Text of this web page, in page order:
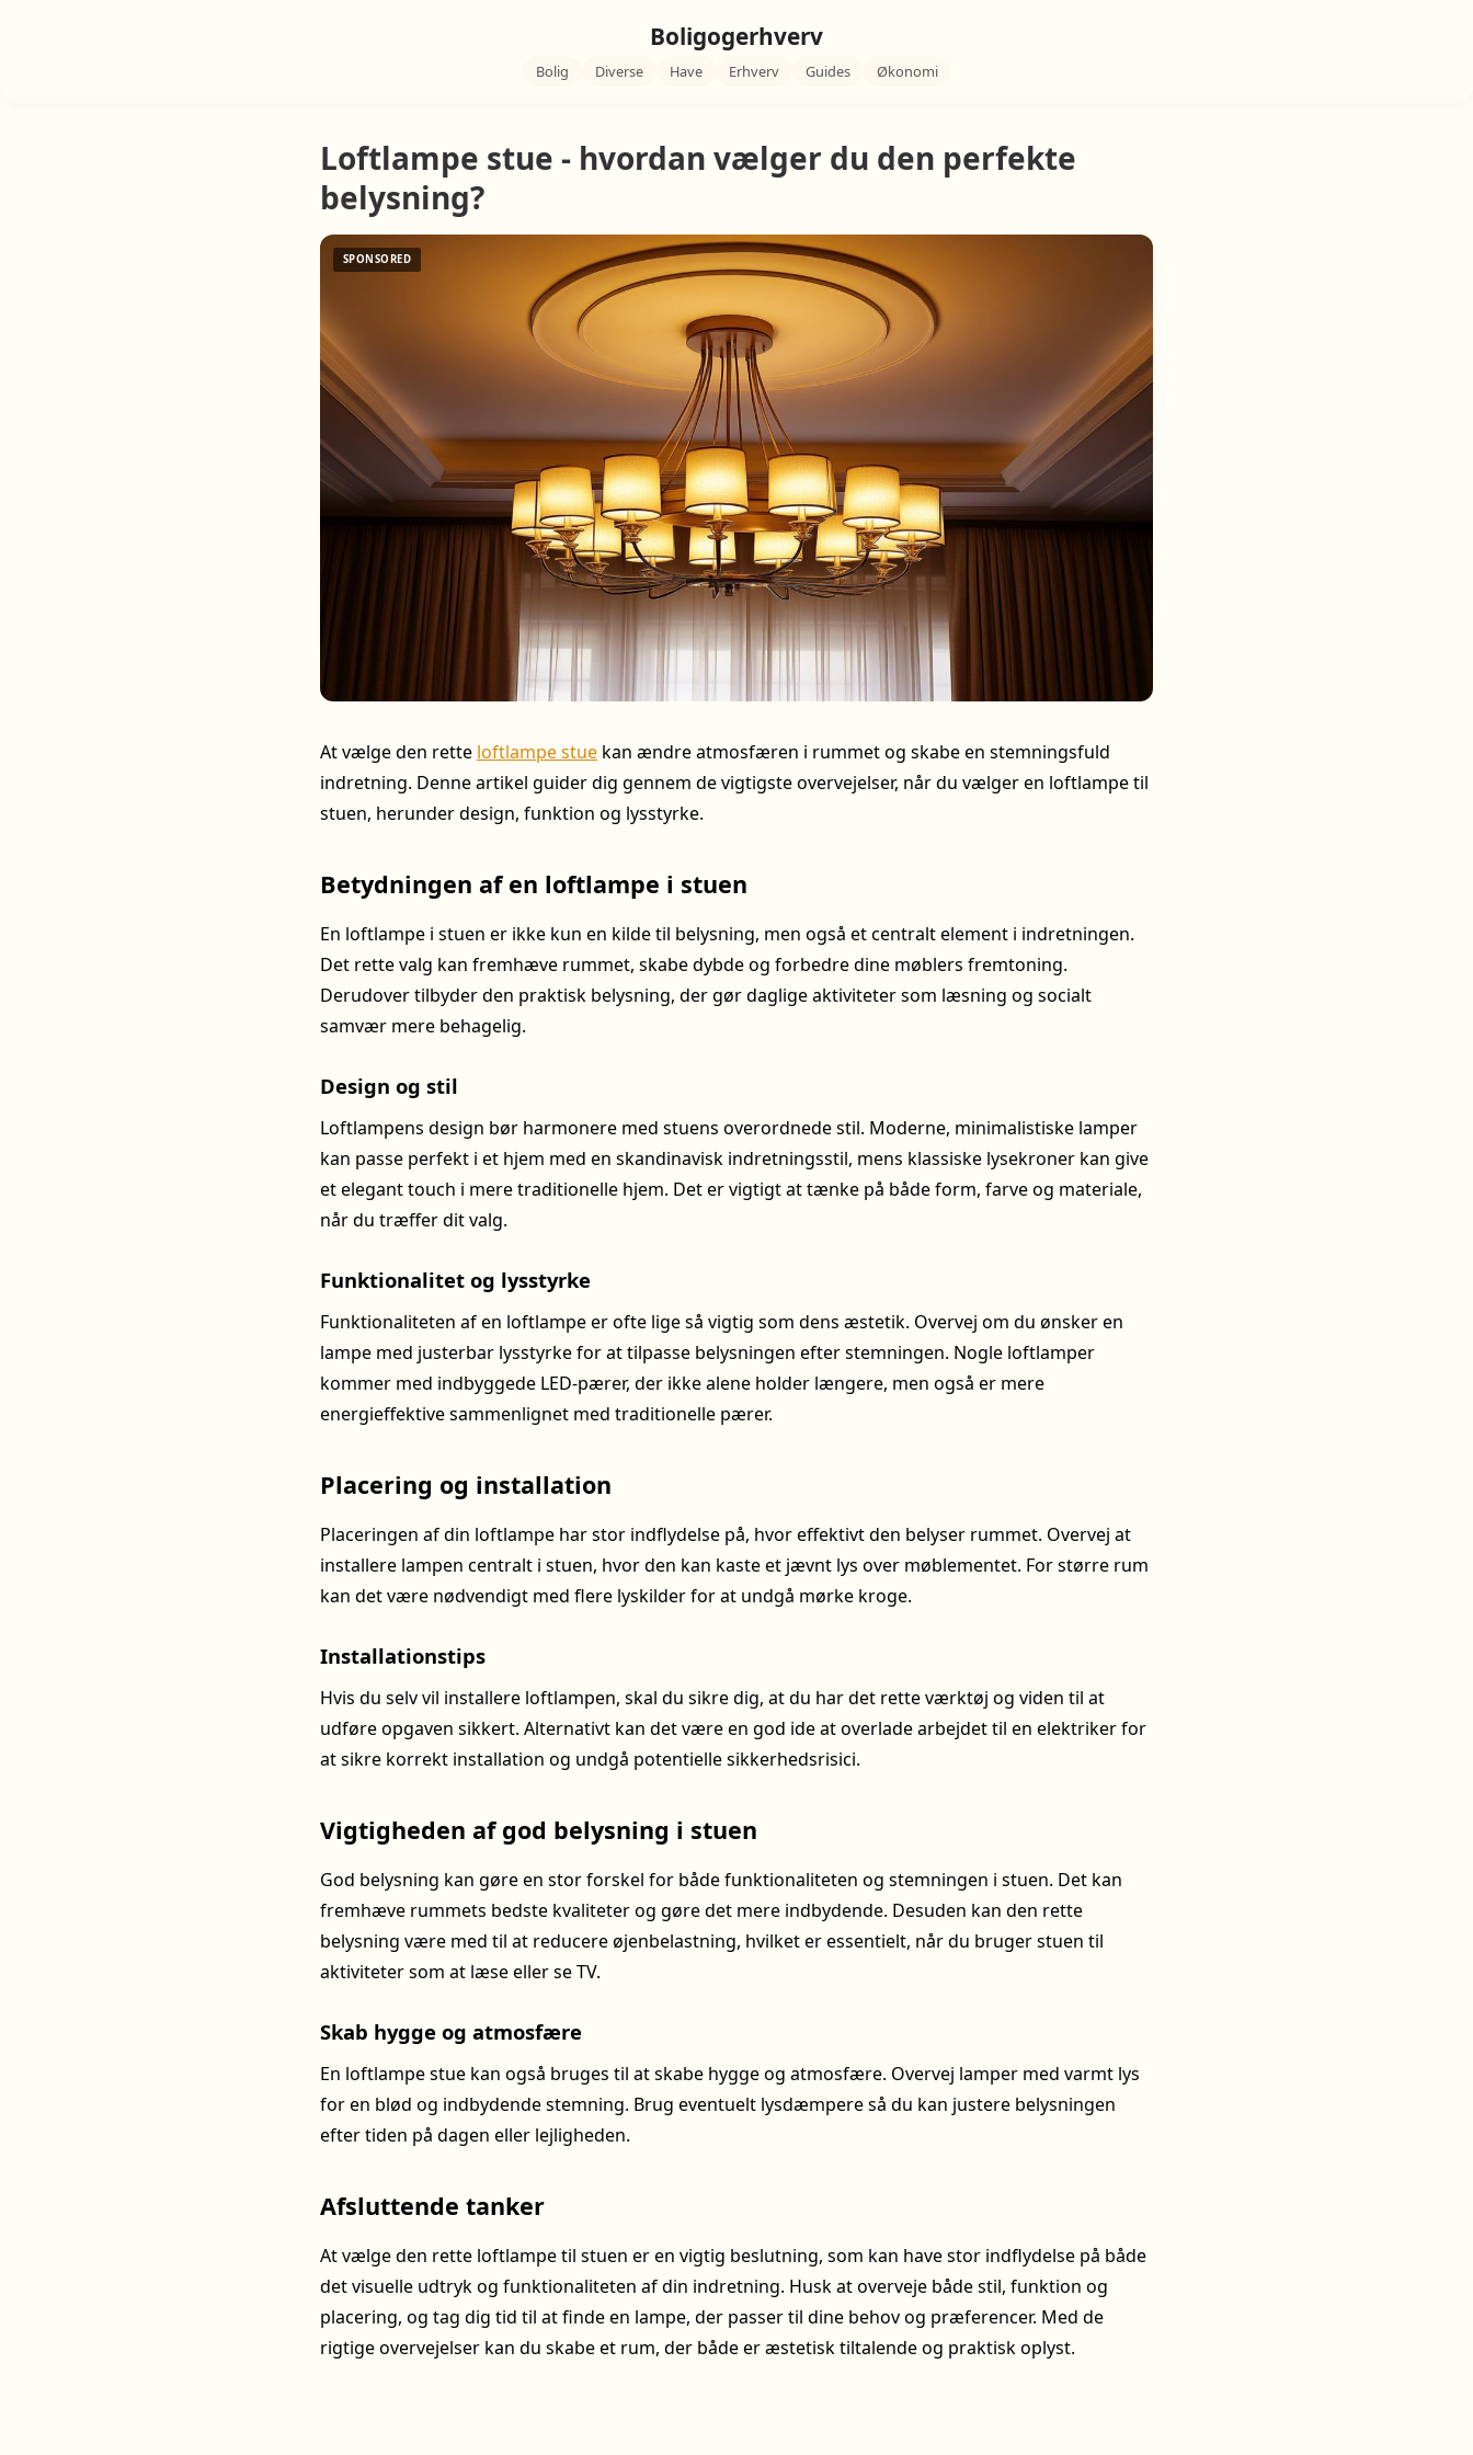
Boligogerhverv
Bolig Diverse Have Erhverv Guides Økonomi
Loftlampe stue - hvordan vælger du den perfekte
belysning?
At vælge den rette loftlampe stue kan ændre atmosfæren i rummet og skabe en stemningsfuld
indretning. Denne artikel guider dig gennem de vigtigste overvejelser, når du vælger en loftlampe til
stuen, herunder design, funktion og lysstyrke.
Betydningen af en loftlampe i stuen
En loftlampe i stuen er ikke kun en kilde til belysning, men også et centralt element i indretningen.
Det rette valg kan fremhæve rummet, skabe dybde og forbedre dine møblers fremtoning.
Derudover tilbyder den praktisk belysning, der gør daglige aktiviteter som læsning og socialt
samvær mere behagelig.
Design og stil
Loftlampens design bør harmonere med stuens overordnede stil. Moderne, minimalistiske lamper
kan passe perfekt i et hjem med en skandinavisk indretningsstil, mens klassiske lysekroner kan give
et elegant touch i mere traditionelle hjem. Det er vigtigt at tænke på både form, farve og materiale,
når du træffer dit valg.
Funktionalitet og lysstyrke
Funktionaliteten af en loftlampe er ofte lige så vigtig som dens æstetik. Overvej om du ønsker en
lampe med justerbar lysstyrke for at tilpasse belysningen efter stemningen. Nogle loftlamper
kommer med indbyggede LED-pærer, der ikke alene holder længere, men også er mere
energieffektive sammenlignet med traditionelle pærer.
Placering og installation
Placeringen af din loftlampe har stor indflydelse på, hvor effektivt den belyser rummet. Overvej at
installere lampen centralt i stuen, hvor den kan kaste et jævnt lys over møblementet. For større rum
kan det være nødvendigt med flere lyskilder for at undgå mørke kroge.
Installationstips
Hvis du selv vil installere loftlampen, skal du sikre dig, at du har det rette værktøj og viden til at
udføre opgaven sikkert. Alternativt kan det være en god ide at overlade arbejdet til en elektriker for
at sikre korrekt installation og undgå potentielle sikkerhedsrisici.
Vigtigheden af god belysning i stuen
God belysning kan gøre en stor forskel for både funktionaliteten og stemningen i stuen. Det kan
fremhæve rummets bedste kvaliteter og gøre det mere indbydende. Desuden kan den rette
belysning være med til at reducere øjenbelastning, hvilket er essentielt, når du bruger stuen til
aktiviteter som at læse eller se TV.
Skab hygge og atmosfære
En loftlampe stue kan også bruges til at skabe hygge og atmosfære. Overvej lamper med varmt lys
for en blød og indbydende stemning. Brug eventuelt lysdæmpere så du kan justere belysningen
efter tiden på dagen eller lejligheden.
Afsluttende tanker
At vælge den rette loftlampe til stuen er en vigtig beslutning, som kan have stor indflydelse på både
det visuelle udtryk og funktionaliteten af din indretning. Husk at overveje både stil, funktion og
placering, og tag dig tid til at finde en lampe, der passer til dine behov og præferencer. Med de
rigtige overvejelser kan du skabe et rum, der både er æstetisk tiltalende og praktisk oplyst.